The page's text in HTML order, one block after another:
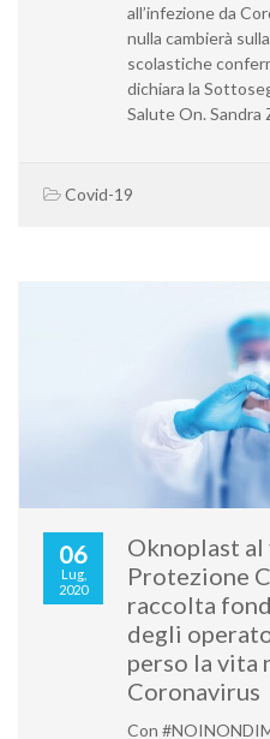
all’infezione da
nulla cambierà
scolastiche
dichiara la
Salute On. Sandra
Covid-19
06
Lug,
2020
Oknoplast
Protezione
raccolta
degli
perso la vita
Coronavirus
Con